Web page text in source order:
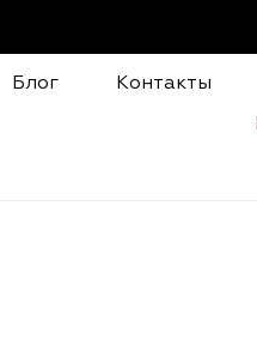
Блог Контакты